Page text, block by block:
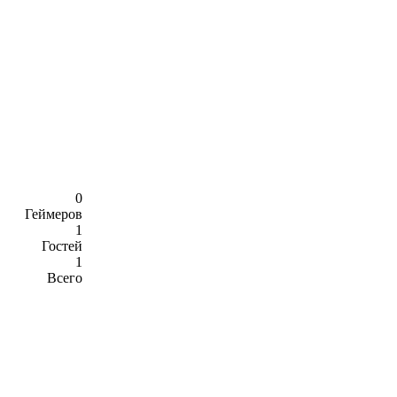
0
Геймеров
1
Гостей
1
Всего